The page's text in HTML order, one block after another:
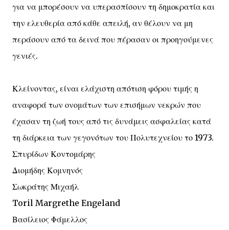
για να μπορέσουν να υπερασπίσουν τη δημοκρατία και
την ελευθερία από κάθε απειλή, αν θέλουν να μη
περάσουν από τα δεινά που πέρασαν οι προηγούμενες
γενιές.
Κλείνοντας, είναι ελάχιστη απότιση φόρου τιμής η
αναφορά των ονομάτων των επισήμων νεκρών που
έχασαν τη ζωή τους από τις δυνάμεις ασφαλείας κατά
τη διάρκεια των γεγονότων του Πολυτεχνείου το 1973.
Σπυρίδων Κοντομάρης
Διομήδης Κομνηνός
Σωκράτης Μιχαήλ
Toril Margrethe Engeland
Βασίλειος Φάμελλος